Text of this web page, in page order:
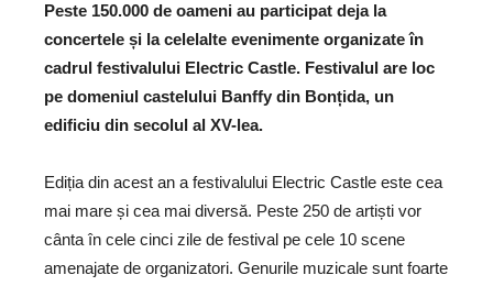
Peste 150.000 de oameni au participat deja la
concertele și la celelalte evenimente organizate în
cadrul festivalului Electric Castle. Festivalul are loc
pe domeniul castelului Banffy din Bonțida, un
edificiu din secolul al XV-lea.
Ediția din acest an a festivalului Electric Castle este cea
mai mare și cea mai diversă. Peste 250 de artiști vor
cânta în cele cinci zile de festival pe cele 10 scene
amenajate de organizatori. Genurile muzicale sunt foarte